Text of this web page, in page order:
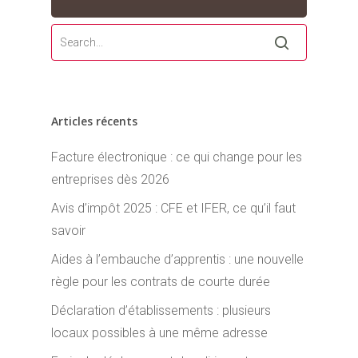
Articles récents
Facture électronique : ce qui change pour les
entreprises dès 2026
Avis d’impôt 2025 : CFE et IFER, ce qu’il faut
savoir
Aides à l’embauche d’apprentis : une nouvelle
règle pour les contrats de courte durée
Déclaration d’établissements : plusieurs
locaux possibles à une même adresse